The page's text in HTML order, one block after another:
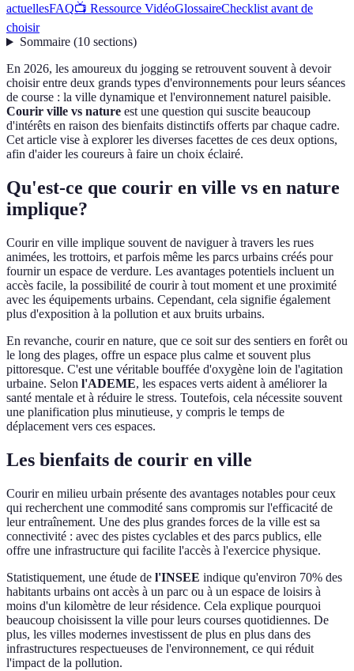
actuellesFAQ📺 Ressource VidéoGlossaireChecklist avant de
choisir
Sommaire(10 sections)
En 2026, les amoureux du jogging se retrouvent souvent à devoir
choisir entre deux grands types d'environnements pour leurs séances
de course : la ville dynamique et l'environnement naturel paisible.
Courir ville vs nature est une question qui suscite beaucoup
d'intérêts en raison des bienfaits distinctifs offerts par chaque cadre.
Cet article vise à explorer les diverses facettes de ces deux options,
afin d'aider les coureurs à faire un choix éclairé.
Qu'est-ce que courir en ville vs en nature
implique?
Courir en ville implique souvent de naviguer à travers les rues
animées, les trottoirs, et parfois même les parcs urbains créés pour
fournir un espace de verdure. Les avantages potentiels incluent un
accès facile, la possibilité de courir à tout moment et une proximité
avec les équipements urbains. Cependant, cela signifie également
plus d'exposition à la pollution et aux bruits urbains.
En revanche, courir en nature, que ce soit sur des sentiers en forêt ou
le long des plages, offre un espace plus calme et souvent plus
pittoresque. C'est une véritable bouffée d'oxygène loin de l'agitation
urbaine. Selon l'ADEME, les espaces verts aident à améliorer la
santé mentale et à réduire le stress. Toutefois, cela nécessite souvent
une planification plus minutieuse, y compris le temps de
déplacement vers ces espaces.
Les bienfaits de courir en ville
Courir en milieu urbain présente des avantages notables pour ceux
qui recherchent une commodité sans compromis sur l'efficacité de
leur entraînement. Une des plus grandes forces de la ville est sa
connectivité : avec des pistes cyclables et des parcs publics, elle
offre une infrastructure qui facilite l'accès à l'exercice physique.
Statistiquement, une étude de l'INSEE indique qu'environ 70% des
habitants urbains ont accès à un parc ou à un espace de loisirs à
moins d'un kilomètre de leur résidence. Cela explique pourquoi
beaucoup choisissent la ville pour leurs courses quotidiennes. De
plus, les villes modernes investissent de plus en plus dans des
infrastructures respectueuses de l'environnement, ce qui réduit
l'impact de la pollution.